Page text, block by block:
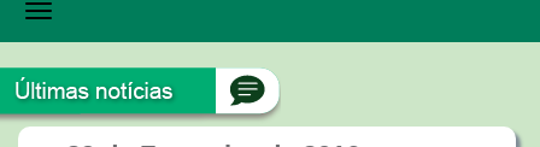
Toggle
navigation